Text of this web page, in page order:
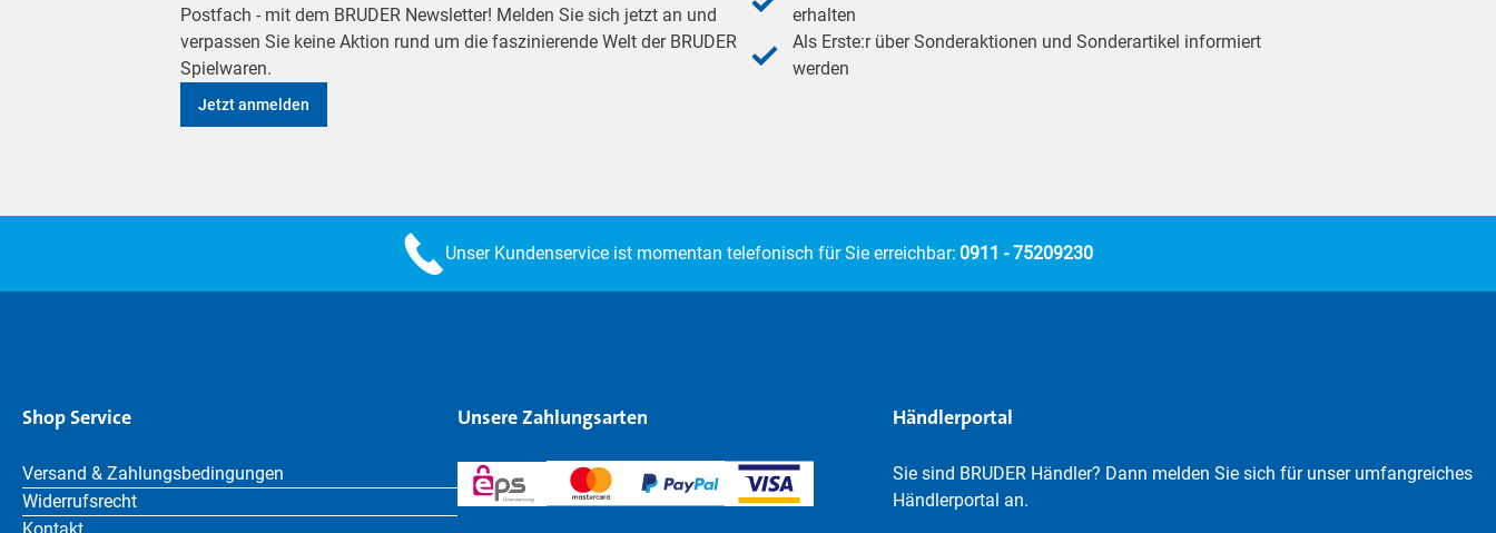
Postfach - mit dem BRUDER Newsletter! Melden Sie sich jetzt an und
verpassen Sie keine Aktion rund um die faszinierende Welt der BRUDER
Spielwaren.
Jetzt anmelden
erhalten
Als Erste:r über Sonderaktionen und Sonderartikel informiert
werden
Unser Kundenservice ist momentan telefonisch für Sie erreichbar: 0911 - 75209230
Shop Service
Versand & Zahlungsbedingungen
Widerrufsrecht
Unsere Zahlungsarten Händlerportal
Sie sind BRUDER Händler? Dann melden Sie sich für unser umfangreiches
Händlerportal an.